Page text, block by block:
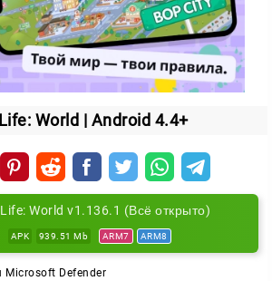
наборе
до мелочей и полно
World | Android 4.4+
World v1.136.1 (Всё открыто)
APK 939.51 Mb ARM7 ARM8
Defender